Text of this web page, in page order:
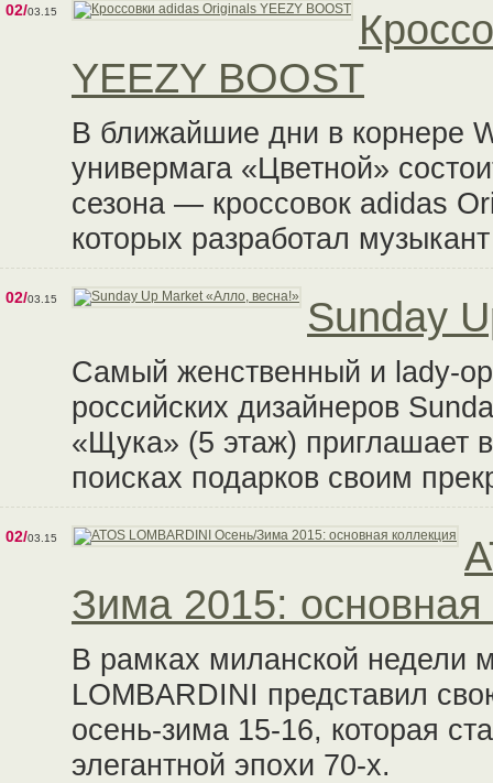
02/03.15
YEEZY BOOST
В ближайшие дни в корнере
универмага «Цветной»
сезона — кроссовок adidas
которых разработал
02/03.15 Sunday
Самый женственный и lady-
российских дизайнеров
«Щука» (5 этаж) приглашает
поисках подарков своим
02/03.15
Зима 2015: основная
В рамках миланской недели
LOMBARDINI представил
осень-зима 15-16, которая
элегантной эпохи 70-х.